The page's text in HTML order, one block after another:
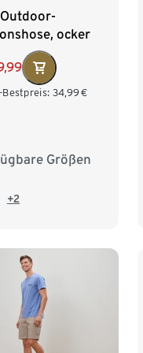
ocker
Bestpreis: 34,99€
Größen
M 48/50
+2